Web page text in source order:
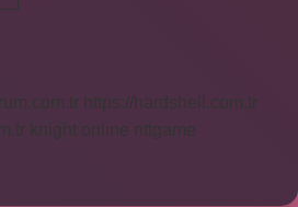
https://hardshell.com.tr
knight online
nttgame